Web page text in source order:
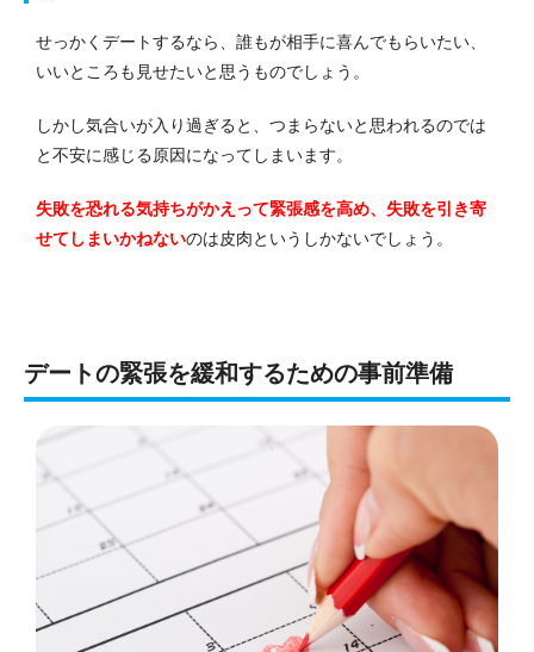
せっかくデートするなら、誰もが相手に喜んでもらいたい、
いいところも見せたいと思うものでしょう。
しかし気合いが入り過ぎると、つまらないと思われるのでは
と不安に感じる原因になってしまいます。
失敗を恐れる気持ちがかえって緊張感を高め、失敗を引き寄
せてしまいかねないのは皮肉というしかないでしょう。
デートの緊張を緩和するための事前準備